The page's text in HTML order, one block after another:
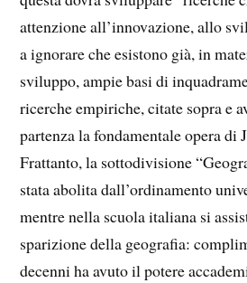
attenzione all’innovazione, allo
a ignorare che esistono già, in
sviluppo, ampie basi di
ricerche empiriche, citate sopra e
partenza la fondamentale opera di
Frattanto, la sottodivisione
stata abolita dall’ordinamento
mentre nella scuola italiana si
sparizione della geografia:
decenni ha avuto il potere